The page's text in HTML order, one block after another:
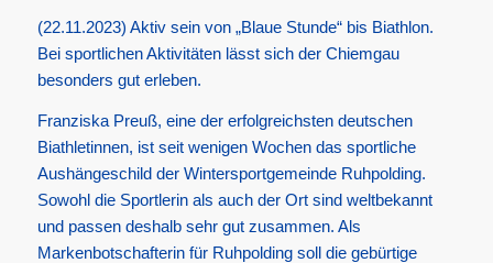
(22.11.2023) Aktiv sein von „Blaue Stunde“ bis Biathlon.
Bei sportlichen Aktivitäten lässt sich der Chiemgau
besonders gut erleben.
Franziska Preuß, eine der erfolgreichsten deutschen
Biathletinnen, ist seit wenigen Wochen das sportliche
Aushängeschild der Wintersportgemeinde Ruhpolding.
Sowohl die Sportlerin als auch der Ort sind weltbekannt
und passen deshalb sehr gut zusammen. Als
Markenbotschafterin für Ruhpolding soll die gebürtige